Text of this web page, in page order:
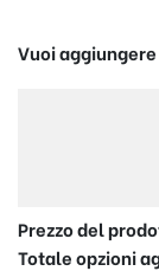
Vuoi
Prezzo del
Totale opzioni